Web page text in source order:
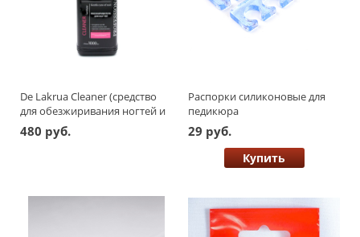
De Lakrua Cleaner (средство
для обезжиривания ногтей и
снятия липкого слоя) 1000 мл
480 руб.
Распорки силиконовые для
педикюра
29 руб.
Купить